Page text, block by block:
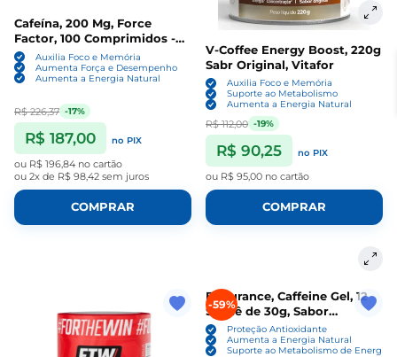
Cafeína, 200 Mg, Force
Factor, 100 Comprimidos -
Force Factor
Auxilia Foco e Memória
Aumenta Força e Desempenho
Aumenta a Energia Natural
R$ 226,37 -17%
R$ 187,00 no PIX
ou R$ 196,84 no cartão
ou 2x de R$ 98,42 sem juros
COMPRAR
V-Coffee Energy Boost, 220g
Sabr Original, Vitafor
Auxilia Foco e Memória
Suporte ao Metabolismo
Aumenta a Energia Natural
R$ 112,00 -19%
R$ 90,25 no PIX
ou R$ 95,00 no cartão
COMPRAR
-59%
Endurance, Caffeine Gel, 12
Sachê de 30g, Sabor
Chocolate Belga, Vitafor
Proteção Antioxidante
Aumenta a Energia Natural
Suporte ao Metabolismo de Energia